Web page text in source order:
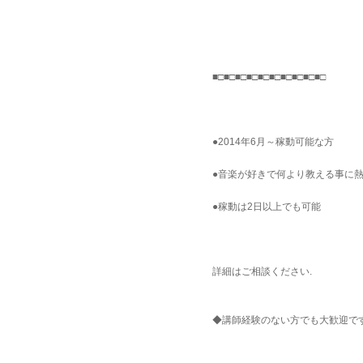
■□■□■□■□■□■□■□■□■□■□
●2014年6月～稼動可能な方
●音楽が好きで何より教える事に
●稼動は2日以上でも可能
詳細はご相談ください.
◆講師経験のない方でも大歓迎で